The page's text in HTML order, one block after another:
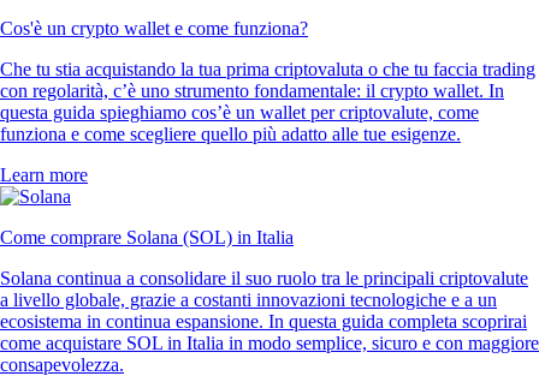
Cos'è un crypto wallet e come funziona?
Che tu stia acquistando la tua prima criptovaluta o che tu faccia trading
con regolarità, c’è uno strumento fondamentale: il crypto wallet. In
questa guida spieghiamo cos’è un wallet per criptovalute, come
funziona e come scegliere quello più adatto alle tue esigenze.
Learn more
Come comprare Solana (SOL) in Italia
Solana continua a consolidare il suo ruolo tra le principali criptovalute
a livello globale, grazie a costanti innovazioni tecnologiche e a un
ecosistema in continua espansione. In questa guida completa scoprirai
come acquistare SOL in Italia in modo semplice, sicuro e con maggiore
consapevolezza.